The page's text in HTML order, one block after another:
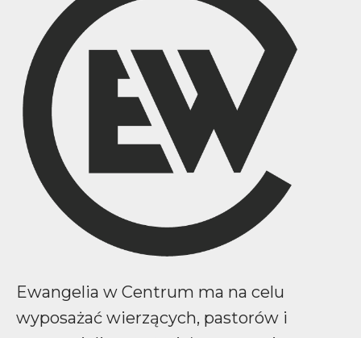
Ewangelia w Centrum ma na celu
wyposażać wierzących, pastorów i